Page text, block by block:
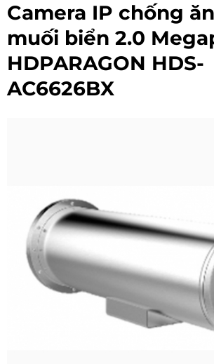
Camera IP chống
muối biển 2.0
HDPARAGON HDS-
AC6626BX